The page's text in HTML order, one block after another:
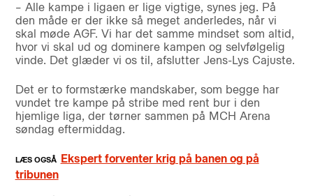
– Alle kampe i ligaen er lige vigtige, synes jeg. På
den måde er der ikke så meget anderledes, når vi
skal møde AGF. Vi har det samme mindset som altid,
hvor vi skal ud og dominere kampen og selvfølgelig
vinde. Det glæder vi os til, afslutter Jens-Lys Cajuste.
Det er to formstærke mandskaber, som begge har
vundet tre kampe på stribe med rent bur i den
hjemlige liga, der tørner sammen på MCH Arena
søndag eftermiddag.
Ekspert forventer krig på banen og på
tribunen